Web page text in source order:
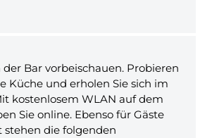
Bar vorbeischauen. Probieren
Küche und erholen Sie sich im
kostenlosem WLAN auf dem
Sie online. Ebenso für Gäste
stehen die folgenden